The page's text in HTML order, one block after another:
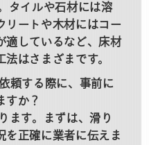
タイルや石材には溶
リートや木材にはコー
適しているなど、床材
はさまざまです。
頼する際に、事前に
すか？
ます。まずは、滑り
を正確に業者に伝えま